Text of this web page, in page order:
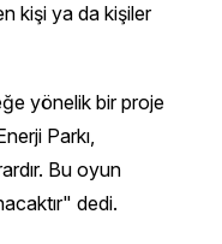
kişi ya da kişiler
yönelik bir proje
Parkı,
Bu oyun
dedi.